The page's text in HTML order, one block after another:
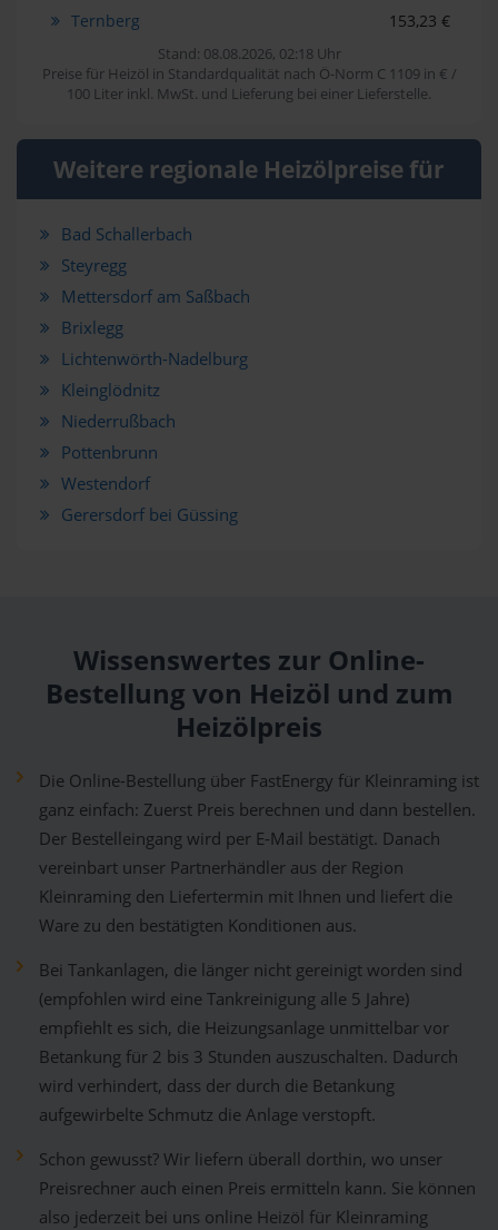
Ternberg 153,23 €
Stand: 08.08.2026, 02:18 Uhr
Preise für Heizöl in Standardqualität nach Ö-Norm C 1109 in € /
100 Liter inkl. MwSt. und Lieferung bei einer Lieferstelle.
Weitere regionale Heizölpreise für
Bad Schallerbach
Steyregg
Mettersdorf am Saßbach
Brixlegg
Lichtenwörth-Nadelburg
Kleinglödnitz
Niederrußbach
Pottenbrunn
Westendorf
Gerersdorf bei Güssing
Wissenswertes zur Online-
Bestellung von Heizöl und zum
Heizölpreis
Die Online-Bestellung über FastEnergy für Kleinraming ist
ganz einfach: Zuerst Preis berechnen und dann bestellen.
Der Bestelleingang wird per E-Mail bestätigt. Danach
vereinbart unser Partnerhändler aus der Region
Kleinraming den Liefertermin mit Ihnen und liefert die
Ware zu den bestätigten Konditionen aus.
Bei Tankanlagen, die länger nicht gereinigt worden sind
(empfohlen wird eine Tankreinigung alle 5 Jahre)
empfiehlt es sich, die Heizungsanlage unmittelbar vor
Betankung für 2 bis 3 Stunden auszuschalten. Dadurch
wird verhindert, dass der durch die Betankung
aufgewirbelte Schmutz die Anlage verstopft.
Schon gewusst? Wir liefern überall dorthin, wo unser
Preisrechner auch einen Preis ermitteln kann. Sie können
also jederzeit bei uns online Heizöl für Kleinraming